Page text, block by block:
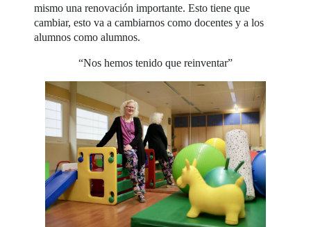
mismo una renovación importante. Esto tiene que
cambiar, esto va a cambiarnos como docentes y a los
alumnos como alumnos.
“Nos hemos tenido que reinventar”